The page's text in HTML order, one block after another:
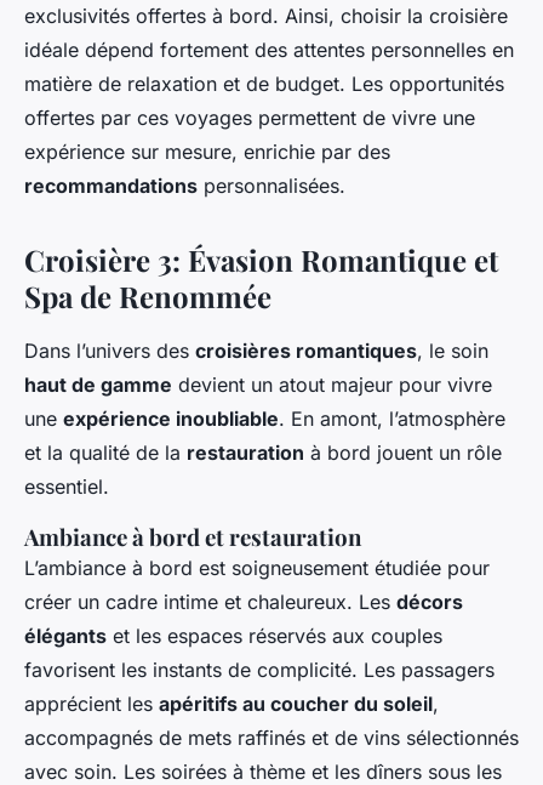
exclusivités offertes à bord. Ainsi, choisir la croisière
idéale dépend fortement des attentes personnelles en
matière de relaxation et de budget. Les opportunités
offertes par ces voyages permettent de vivre une
expérience sur mesure, enrichie par des
recommandations personnalisées.
Croisière 3: Évasion Romantique et
Spa de Renommée
Dans l’univers des croisières romantiques, le soin
haut de gamme devient un atout majeur pour vivre
une expérience inoubliable. En amont, l’atmosphère
et la qualité de la restauration à bord jouent un rôle
essentiel.
Ambiance à bord et restauration
L’ambiance à bord est soigneusement étudiée pour
créer un cadre intime et chaleureux. Les décors
élégants et les espaces réservés aux couples
favorisent les instants de complicité. Les passagers
apprécient les apéritifs au coucher du soleil,
accompagnés de mets raffinés et de vins sélectionnés
avec soin. Les soirées à thème et les dîners sous les